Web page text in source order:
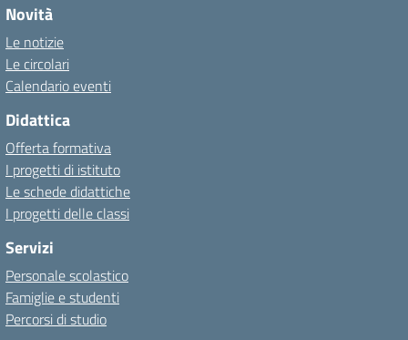
Novità
Le notizie
Le circolari
Calendario eventi
Didattica
Offerta formativa
I progetti di istituto
Le schede didattiche
I progetti delle classi
Servizi
Personale scolastico
Famiglie e studenti
Percorsi di studio